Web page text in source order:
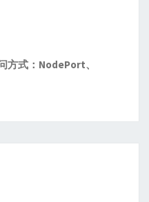
方式：NodePort、